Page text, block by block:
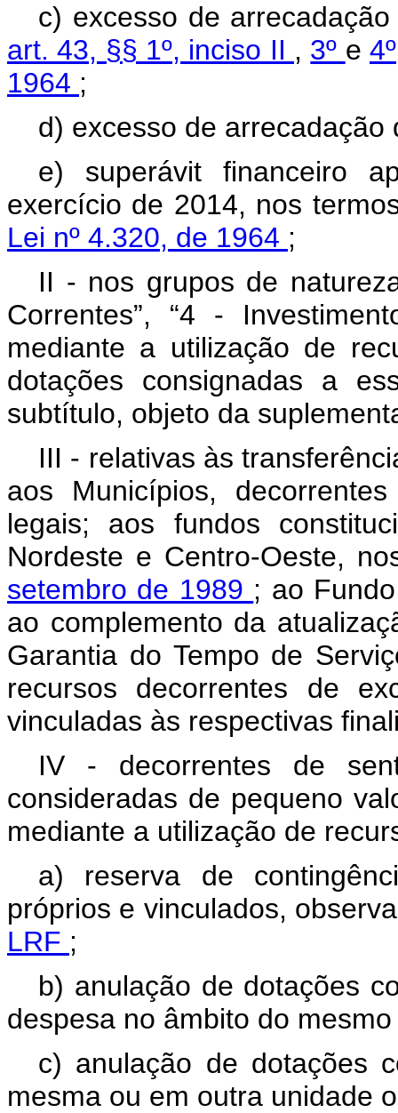
c) excesso de
art. 43, §§ 1º, inciso II , 3º e
1964 ;
d) excesso de arrecadação
e) superávit financeiro
exercício de 2014, nos
Lei nº 4.320, de 1964 ;
II - nos grupos de
Correntes”, “4 -
mediante a utilização de
dotações consignadas a
subtítulo, objeto da
III - relativas às
aos Municípios,
legais; aos fundos
Nordeste e Centro-Oeste,
setembro de 1989 ; ao
ao complemento da
Garantia do Tempo de
recursos decorrentes de
vinculadas às respectivas
IV - decorrentes de
consideradas de pequeno
mediante a utilização de
a) reserva de
próprios e vinculados,
LRF ;
b) anulação de dotações
despesa no âmbito do
c) anulação de dotações
mesma ou em outra unidade